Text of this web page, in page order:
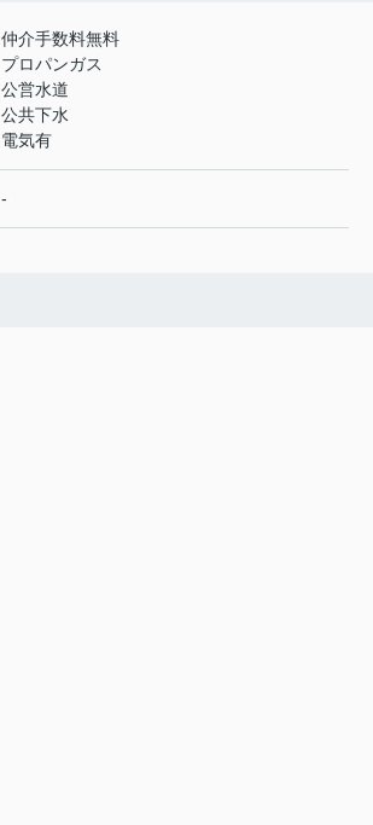
仲介手数料無料
プロパンガス
公営水道
公共下水
電気有
-